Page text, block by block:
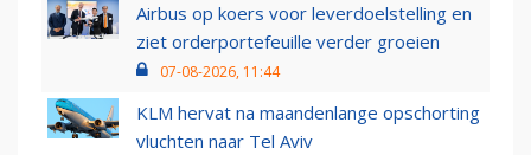
Airbus op koers voor leverdoelstelling en
ziet orderportefeuille verder groeien
07-08-2026, 11:44
KLM hervat na maandenlange opschorting
vluchten naar Tel Aviv